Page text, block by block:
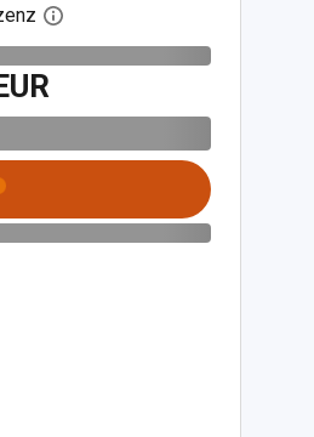
Digitalen Lizenzdialog öffnen